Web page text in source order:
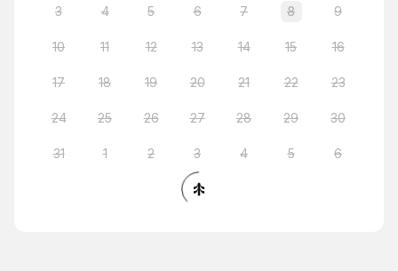
3 4 5 6 7 8 9
10 11 12 13 14 15 16
17 18 19 20 21 22 23
24 25 26 27 28 29 30
31 1 2 3 4 5 6